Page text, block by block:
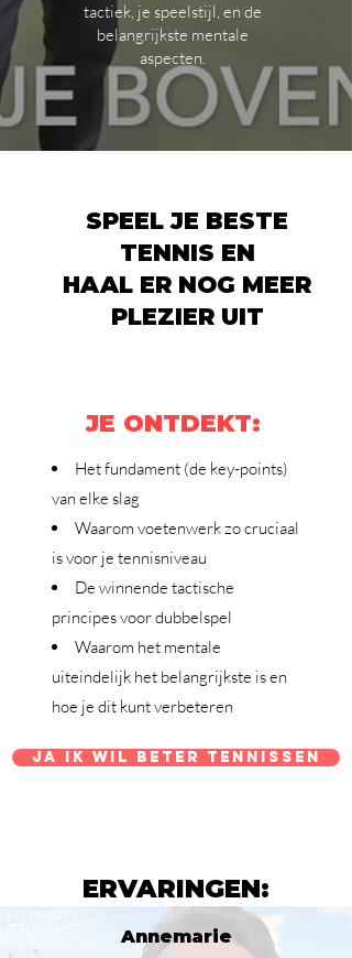
tactiek, je speelstijl, en de
belangrijkste mentale
aspecten.
SPEEL JE BESTE
TENNIS EN
HAAL ER NOG MEER
PLEZIER UIT
JE ONTDEKT:
Het fundament (de key-points)
van elke slag
Waarom voetenwerk zo cruciaal
is voor je tennisniveau
De winnende tactische
principes voor dubbelspel
Waarom het mentale
uiteindelijk het belangrijkste is en
hoe je dit kunt verbeteren
JA IK WIL BETER TENNISSEN
ERVARINGEN:
Annemarie